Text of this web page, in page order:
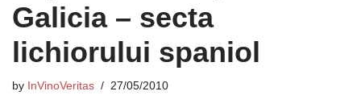
Galicia – secta
lichiorului spaniol
by InVinoVeritas 27/05/2010